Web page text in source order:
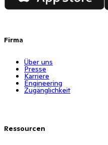
Firma
Über uns
Presse
Karriere
Engineering
Zugänglichkeit
Ressourcen